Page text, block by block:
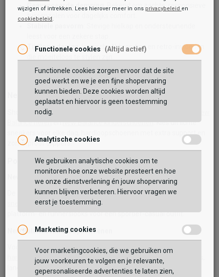
Geavanceerde demping
: Bekend om zachte, responsieve
tussenzolen voor dagelijks comfort.
Tijdloos design: Iconische N-branding en retro-invloeden
Veelzijdig aanbod : Van casual lifestyle tot performance
running voor elk niveau.
New Balance voor dames, heren en kinderen
Shop doelgericht per doelgroep: ontdek
Balance herenenNew Balance kinderschoenen. Kies uit lichte
sneakers voor elke dag, hardloopschoenen met extra support en
zomerproof slippers.
Populaire New Balance modellen
New Balance Sneakers
De ideale mix van comfort en lifestyle. Bekijk alleNew Balance
sneakers– van retro geïnspireerde silhouetten tot moderne
platform- en runnerslooks voor een sportief-casual outfit.
New Balance Hardloopschoenen
Voor wie prestaties wil verbeteren. Onze
New Balance
hardloopschoenenbieden demping en stabiliteit voor korte runs,
lange duurlopen en dagelijkse trainingen.
wijzigen of intrekken. Lees hierover meer in ons privacybeleid en
cookiebeleid.
Functionele cookies (Altijd actief)
Functionele cookies zorgen ervoor dat de site
goed werkt en we je een fijne shopervaring
kunnen bieden. Deze cookies worden altijd
geplaatst en hiervoor is geen toestemming
nodig.
Analytische cookies
We gebruiken analytische cookies om te
monitoren hoe onze website presteert en hoe
we onze dienstverlening én jouw shopervaring
kunnen blijven verbeteren. Hiervoor vragen we
eerst je toestemming.
Marketing cookies
Voor marketingcookies, die we gebruiken om
jouw voorkeuren te volgen en je relevante,
gepersonaliseerde advertenties te laten zien,